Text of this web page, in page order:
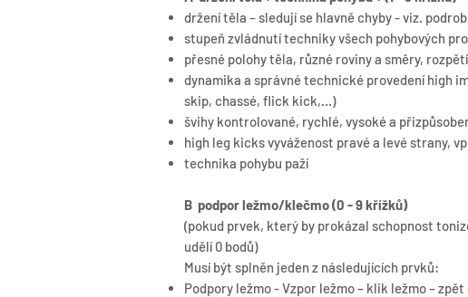
držení těla – sledují se hlavně chyby - viz.
stupeň zvládnutí techniky všech pohybových
přesné polohy těla, různé roviny a směry,
dynamika a správné technické provedení high
skip, chassé, flick kick,…)
švihy kontrolované, rychlé, vysoké a
high leg kicks vyváženost pravé a levé strany,
technika pohybu paží
B podpor ležmo/klečmo (0 - 9 křížků)
(pokud prvek, který by prokázal schopnost
udělí 0 bodů)
Musí být splněn jeden z následujících prvků:
Podpory ležmo - Vzpor ležmo – klik ležmo –